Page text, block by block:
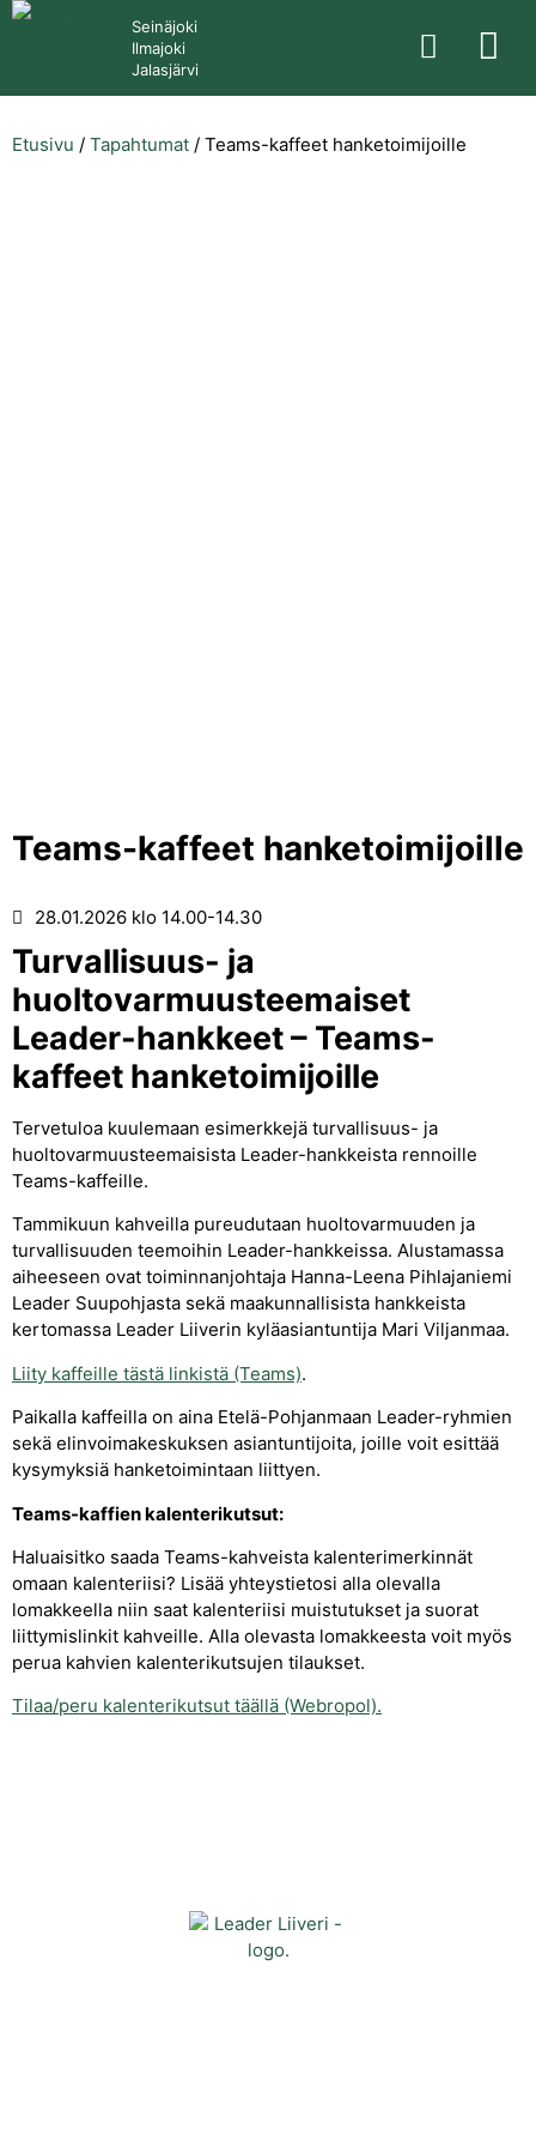
Seinäjoki
Ilmajoki
Jalasjärvi
Etusivu / Tapahtumat / Teams-kaffeet hanketoimijoille
Teams-kaffeet hanketoimijoille
28.01.2026 klo 14.00-14.30
Turvallisuus- ja
huoltovarmuusteemaiset
Leader-hankkeet – Teams-
kaffeet hanketoimijoille
Tervetuloa kuulemaan esimerkkejä turvallisuus- ja
huoltovarmuusteemaisista Leader-hankkeista rennoille
Teams-kaffeille.
Tammikuun kahveilla pureudutaan huoltovarmuuden ja
turvallisuuden teemoihin Leader-hankkeissa. Alustamassa
aiheeseen ovat toiminnanjohtaja Hanna-Leena Pihlajaniemi
Leader Suupohjasta sekä maakunnallisista hankkeista
kertomassa Leader Liiverin kyläasiantuntija Mari Viljanmaa.
Liity kaffeille tästä linkistä (Teams).
Paikalla kaffeilla on aina Etelä-Pohjanmaan Leader-ryhmien
sekä elinvoimakeskuksen asiantuntijoita, joille voit esittää
kysymyksiä hanketoimintaan liittyen.
Teams-kaffien kalenterikutsut:
Haluaisitko saada Teams-kahveista kalenterimerkinnät
omaan kalenteriisi? Lisää yhteystietosi alla olevalla
lomakkeella niin saat kalenteriisi muistutukset ja suorat
liittymislinkit kahveille. Alla olevasta lomakkeesta voit myös
perua kahvien kalenterikutsujen tilaukset.
Tilaa/peru kalenterikutsut täällä (Webropol).